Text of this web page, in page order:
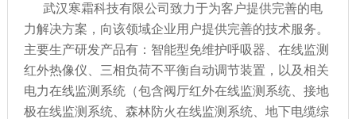
武汉寒霜科技有限公司致力于为客户提供完善的电
力解决方案，向该领域企业用户提供完善的技术服务。
主要生产研发产品有：智能型免维护呼吸器、在线监测
红外热像仪、三相负荷不平衡自动调节装置，以及相关
电力在线监测系统（包含阀厅红外在线监测系统、接地
极在线监测系统、森林防火在线监测系统、地下电缆综